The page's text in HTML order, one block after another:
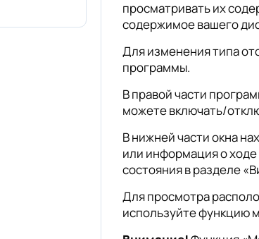
просматривать их
содержимое вашего
Для изменения типа
программы.
В правой части
можете включать/
В нижней части окна
или информация о
состояния в разделе
Для просмотра
используйте функцию